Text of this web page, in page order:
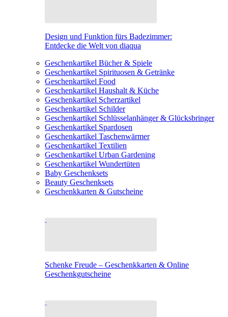
Design und Funktion fürs Badezimmer:
Entdecke die Welt von diaqua
Geschenkartikel Bücher & Spiele
Geschenkartikel Spirituosen & Getränke
Geschenkartikel Food
Geschenkartikel Haushalt & Küche
Geschenkartikel Scherzartikel
Geschenkartikel Schilder
Geschenkartikel Schlüsselanhänger & Glücksbringer
Geschenkartikel Spardosen
Geschenkartikel Taschenwärmer
Geschenkartikel Textilien
Geschenkartikel Urban Gardening
Geschenkartikel Wundertüten
Baby Geschenksets
Beauty Geschenksets
Geschenkkarten & Gutscheine
Schenke Freude – Geschenkkarten & Online
Geschenkgutscheine